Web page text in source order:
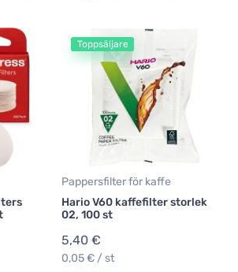
Toppsäljare
Pappersfilter för kaffe
Hario V60 kaffefilter storlek
02, 100 st
5,40 €
0,05 € / st